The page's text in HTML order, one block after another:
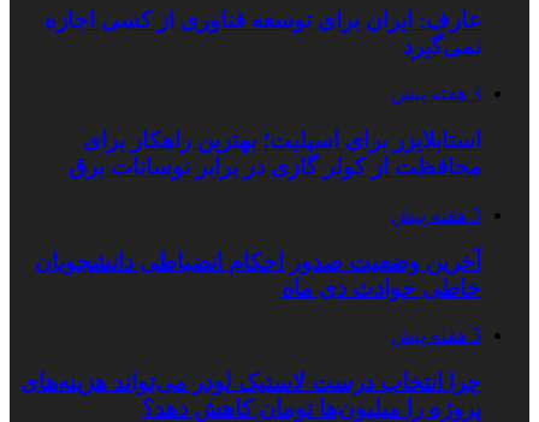
عارف: ایران برای توسعه فناوری از کسی اجازه
نمی‌گیرد
3 هفته پیش
استابلایزر برای اسپلیت؛ بهترین راهکار برای
محافظت از کولر گازی در برابر نوسانات برق
3 هفته پیش
آخرین وضعیت صدور احکام انضباطی دانشجویان
خاطی حوادث دی ماه
3 هفته پیش
چرا انتخاب درست لاستیک لودر می‌تواند هزینه‌های
پروژه را میلیون‌ها تومان کاهش دهد؟